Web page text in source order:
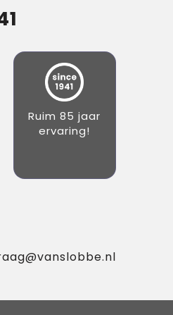
Ruim 85 jaar
ervaring!